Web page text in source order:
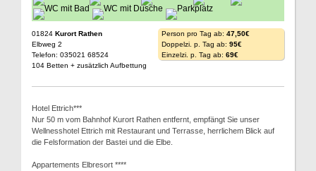
01824 Kurort Rathen
Elbweg 2
Telefon: 035021 68524
104 Betten + zusätzlich Aufbettung
Person pro Tag ab: 47,50€
Doppelzi. p. Tag ab: 95€
Einzelzi. p. Tag ab: 69€
Hotel Ettrich***
Nur 50 m vom Bahnhof Kurort Rathen entfernt, empfängt Sie unser
Wellnesshotel Ettrich mit Restaurant und Terrasse, herrlichem Blick auf
die Felsformation der Bastei und die Elbe.
Appartements Elbresort ****